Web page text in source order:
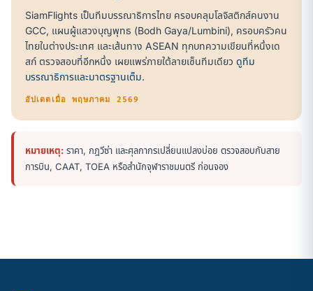
SiamFlights เป็นทีมบรรณาธิการไทย ครอบคลุมโลจิสติกส์คนงาน
GCC, แผนผู้แสวงบุญพุทธ (Bodh Gaya/Lumbini), ครอบครัวคน
ไทยในต่างประเทศ และเส้นทาง ASEAN ทุกบทความเขียนที่หนึ่งเด
สก์ ตรวจสอบที่อีกหนึ่ง เผยแพร่ภายใต้ลายเซ็นทีมเดียว ดูทีม
บรรณาธิการและมาตรฐานเต็ม.
อัปเดตเมื่อ พฤษภาคม 2569
หมายเหตุ: ราคา, กฎวีซ่า และศุลกากรเปลี่ยนแปลงบ่อย ตรวจสอบกับสาย
การบิน, CAAT, TOEA หรือสำนักจุฬาราชมนตรี ก่อนจอง